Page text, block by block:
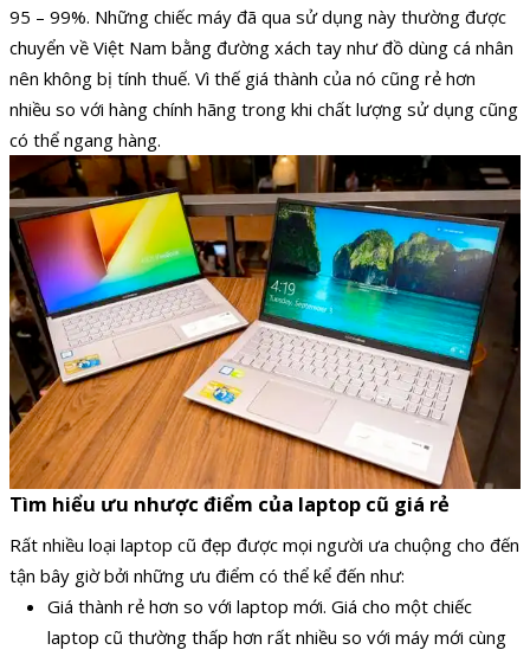
95 – 99%. Những chiếc máy đã qua sử dụng này thường được
chuyển về Việt Nam bằng đường xách tay như đồ dùng cá nhân
nên không bị tính thuế. Vì thế giá thành của nó cũng rẻ hơn
nhiều so với hàng chính hãng trong khi chất lượng sử dụng cũng
có thể ngang hàng.
Tìm hiểu ưu nhược điểm của laptop cũ giá rẻ
Rất nhiều loại laptop cũ đẹp được mọi người ưa chuộng cho đến
tận bây giờ bởi những ưu điểm có thể kể đến như:
Giá thành rẻ hơn so với laptop mới. Giá cho một chiếc
laptop cũ thường thấp hơn rất nhiều so với máy mới cùng